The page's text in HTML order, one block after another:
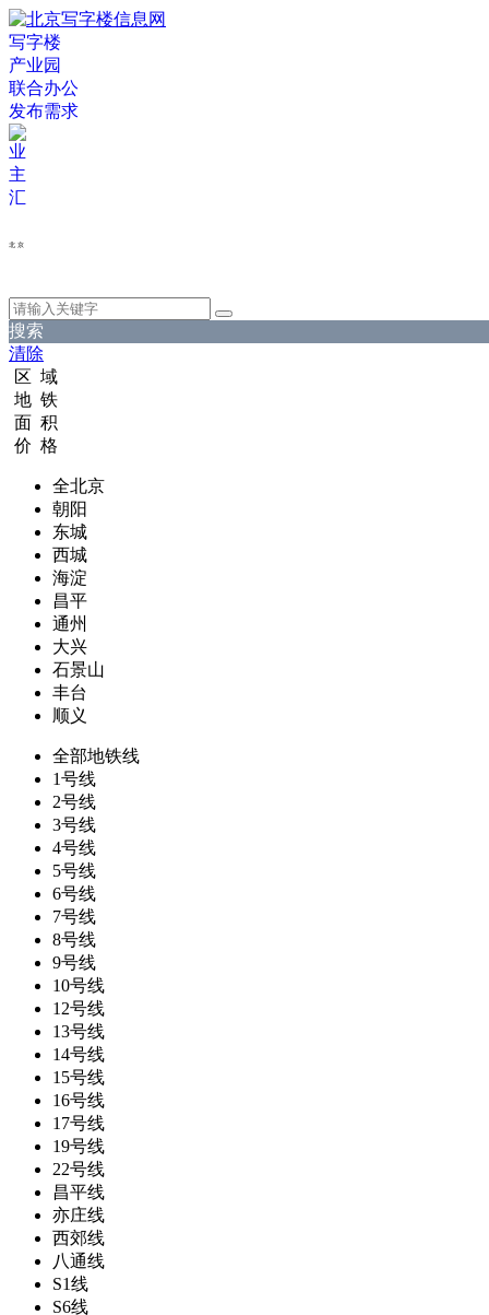
写字楼
产业园
联合办公
发布需求
北 京
搜索
清除
区 域
地 铁
面 积
价 格
全北京
朝阳
东城
西城
海淀
昌平
通州
大兴
石景山
丰台
顺义
全部地铁线
1号线
2号线
3号线
4号线
5号线
6号线
7号线
8号线
9号线
10号线
12号线
13号线
14号线
15号线
16号线
17号线
19号线
22号线
昌平线
亦庄线
西郊线
八通线
S1线
S6线